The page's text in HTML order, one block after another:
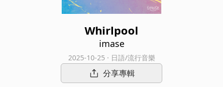
Whirlpool
imase
2025-10-25 · 日語/流行音樂
分享專輯